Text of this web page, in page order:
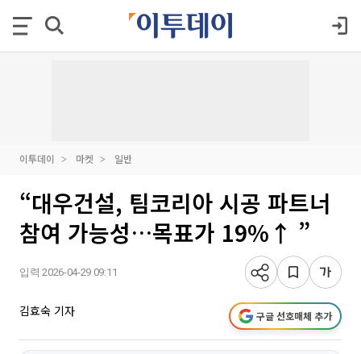
이투데이 마켓 일반
“대우건설, 팀코리아 시공 파트너
참여 가능성…목표가 19%↑ ”
입력 2026-04-29 09:11
김효숙 기자 구글 선호매체 추가